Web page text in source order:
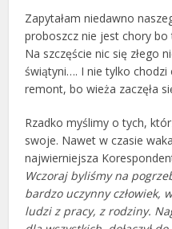
Zapytałam niedawno
proboszcz nie jest chory bo
Na szczęście nic się złego
świątyni…. I nie tylko chodzi
remont, bo wieża zaczęła
Rzadko myślimy o tych,
swoje. Nawet w czasie
najwierniejsza
Wczoraj byliśmy na
bardzo uczynny człowiek,
ludzi z pracy, z rodziny.